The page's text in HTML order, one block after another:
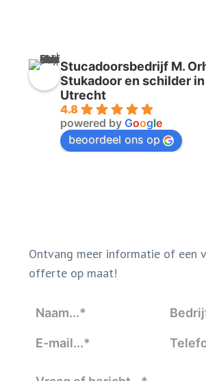
Stucadoorsbedrijf M.
Stukadoor en schilder
Utrecht
4.8
powered by Google
beoordeel ons op
Ontvang meer informatie of een
offerte op maat!